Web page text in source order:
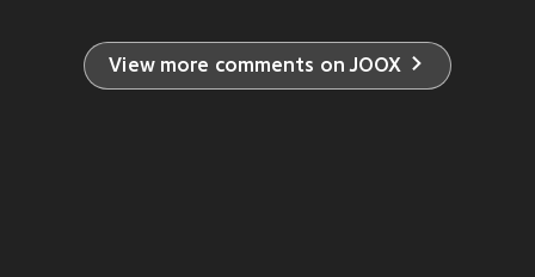
View more comments on JOOX